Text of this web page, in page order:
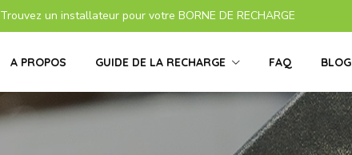
Trouvez un installateur pour votre BORNE DE RECHARGE
A PROPOS GUIDE DE LA RECHARGE FAQ BLOG